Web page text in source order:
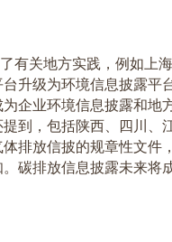
有关地方实践，例如上
升级为环境信息披露平
企业环境信息披露和地
到，包括陕西、四川、
排放信披的规章性文件
碳排放信息披露未来将